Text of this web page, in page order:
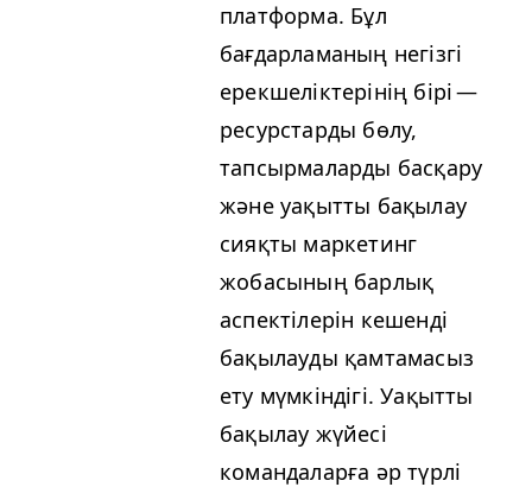
платформа. Бұл
бағдарламаның негізгі
ерекшеліктерінің бірі —
ресурстарды бөлу,
тапсырмаларды басқару
және уақытты бақылау
сияқты маркетинг
жобасының барлық
аспектілерін кешенді
бақылауды қамтамасыз
ету мүмкіндігі. Уақытты
бақылау жүйесі
командаларға әр түрлі